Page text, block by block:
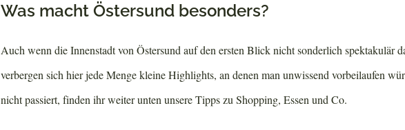
Was macht Östersund besonders?
Auch wenn die Innenstadt von Östersund auf den ersten Blick nicht sonderlich spektakulär
verbergen sich hier jede Menge kleine Highlights, an denen man unwissend vorbeilaufen
nicht passiert, finden ihr weiter unten unsere Tipps zu Shopping, Essen und Co.